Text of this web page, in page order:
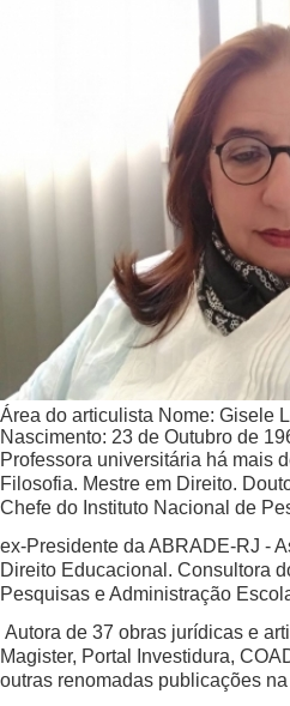
Área do articulista Nome: Gisele
Nascimento: 23 de Outubro de
Professora universitária há mais
Filosofia. Mestre em Direito.
Chefe do Instituto Nacional de
ex-Presidente da ABRADE-RJ -
Direito Educacional. Consultora
Pesquisas e Administração
Autora de 37 obras jurídicas e
Magister, Portal Investidura,
outras renomadas publicações